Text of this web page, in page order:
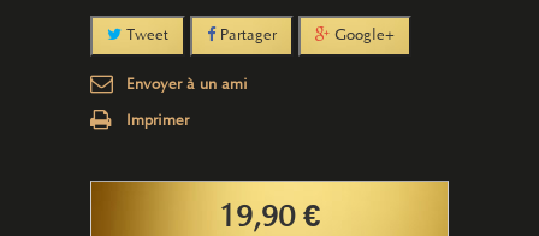
Tweet Partager Google+
Envoyer à un ami
Imprimer
19,90 €